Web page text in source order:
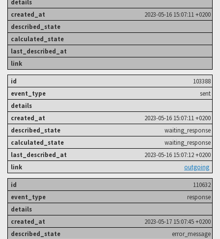
2023-05-16 15:07:11 +0200
103388
sent
2023-05-16 15:07:11 +0200
waiting_response
waiting_response
2023-05-16 15:07:12 +0200
outgoing
110632
response
2023-05-17 15:07:45 +0200
error_message